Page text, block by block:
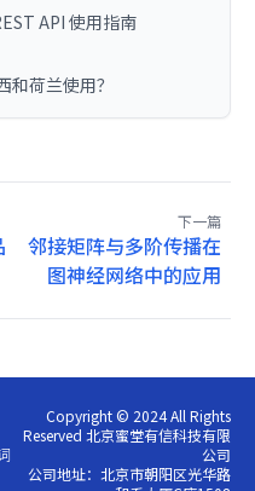
API 使用指南
荷兰使用？
下一篇
邻接矩阵与多阶传播在
图神经网络中的应用
Copyright © 2024 All Rights
Reserved 北京蜜堂有信科技有限
公司
公司地址：北京市朝阳区光华路